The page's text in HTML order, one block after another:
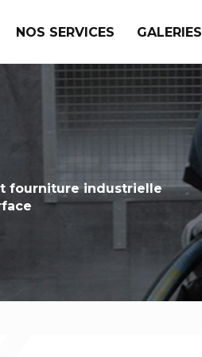
NOS SERVICES GALERIES
fourniture industrielle